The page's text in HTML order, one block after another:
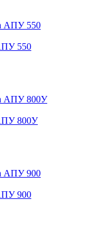
550
800У
900